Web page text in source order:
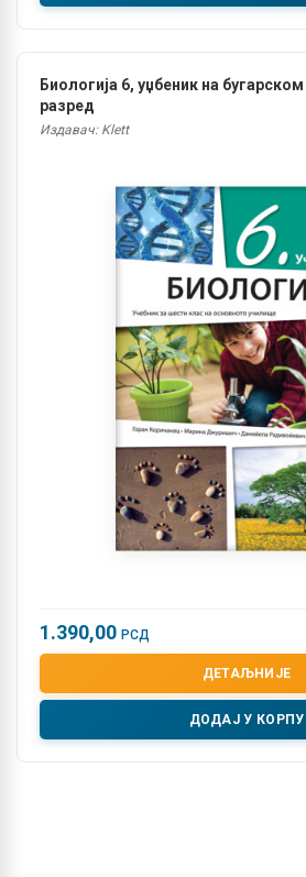
Биологија 6, уџбеник на
разред
Издавач: Klett
1.390,00 РСД
ДЕТАЉНИЈЕ
ДОДАЈ У КОРПУ